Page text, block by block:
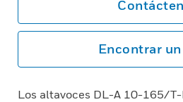
Encontrar
Los altavoces DL-A 10-165/